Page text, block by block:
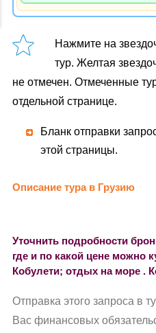
Нажмите на
тур. Желтая
не отмечен. Отмеченные
отдельной странице.
Бланк отправки
этой страницы.
Описание тура в Грузию
Уточнить подробности
где и по какой цене можно
Кобулети; отдых на море .
Отправка этого запроса в
Вас финансовых